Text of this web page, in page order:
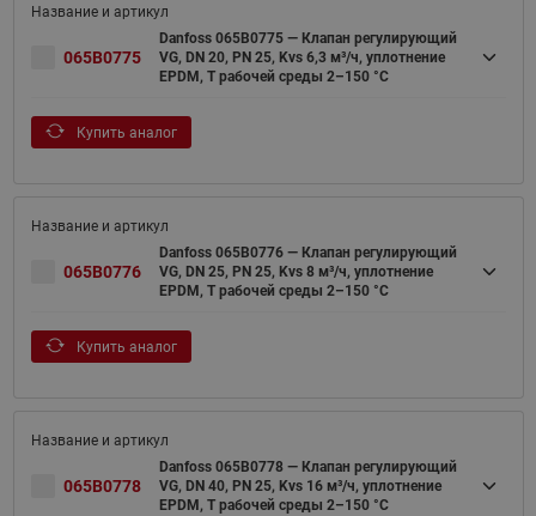
065B0775
Danfoss 065B0775 — Клапан регулирующий
VG, DN 20, PN 25, Kvs 6,3 м³/ч, уплотнение
EPDM, T рабочей среды 2–150 °С
Купить аналог
065B0776
Danfoss 065B0776 — Клапан регулирующий
VG, DN 25, PN 25, Kvs 8 м³/ч, уплотнение
EPDM, T рабочей среды 2–150 °С
Купить аналог
065B0778
Danfoss 065B0778 — Клапан регулирующий
VG, DN 40, PN 25, Kvs 16 м³/ч, уплотнение
EPDM, T рабочей среды 2–150 °С